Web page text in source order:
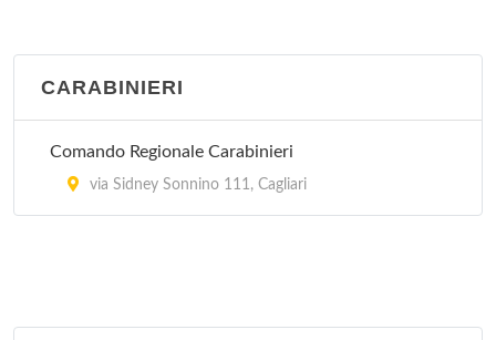
CARABINIERI
Comando Regionale Carabinieri
via Sidney Sonnino 111, Cagliari